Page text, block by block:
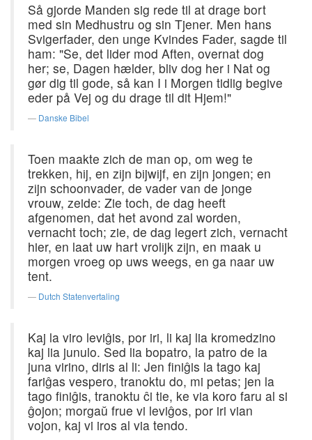
Så gjorde Manden sig rede til at drage bort
med sin Medhustru og sin Tjener. Men hans
Svigerfader, den unge Kvindes Fader, sagde til
ham: "Se, det lider mod Aften, overnat dog
her; se, Dagen hælder, bliv dog her i Nat og
gør dig til gode, så kan I i Morgen tidlig begive
eder på Vej og du drage til dit Hjem!"
Danske Bibel
Toen maakte zich de man op, om weg te
trekken, hij, en zijn bijwijf, en zijn jongen; en
zijn schoonvader, de vader van de jonge
vrouw, zeide: Zie toch, de dag heeft
afgenomen, dat het avond zal worden,
vernacht toch; zie, de dag legert zich, vernacht
hier, en laat uw hart vrolijk zijn, en maak u
morgen vroeg op uws weegs, en ga naar uw
tent.
Dutch Statenvertaling
Kaj la viro leviĝis, por iri, li kaj lia kromedzino
kaj lia junulo. Sed lia bopatro, la patro de la
juna virino, diris al li: Jen finiĝis la tago kaj
fariĝas vespero, tranoktu do, mi petas; jen la
tago finiĝis, tranoktu ĉi tie, ke via koro faru al si
ĝojon; morgaŭ frue vi leviĝos, por iri vian
vojon, kaj vi iros al via tendo.